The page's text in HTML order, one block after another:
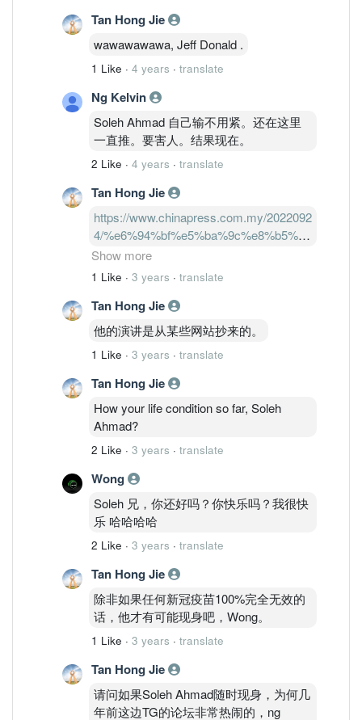
Tan Hong Jie
wawawawawa, Jeff Donald .
1 Like · 4 years · translate
Ng Kelvin
Soleh Ahmad 自己输不用紧。还在这里
一直推。要害人。结果现在。
2 Like · 4 years · translate
Tan Hong Jie
https://www.chinapress.com.my/2022092
4/%e6%94%bf%e5%ba%9c%e8%b5%8e
%e5%9b%9e%e6%9c%9f%e6%bb%a1%
e5%85%b3%e6%80%80%e5%80%ba%e
5%88%b8-
%e8%b4%a2%e9%95%bf%e6%84%9f%
e8%b0%a2%e8%ae%a4%e8%b4%ad%e
8%80%85%e5%8a%a9%e5%9b%bd%e5
%ae%b6%e5%a4%8d%e8%8b%8f/
Show more
1 Like · 3 years · translate
Tan Hong Jie
他的演讲是从某些网站抄来的。
1 Like · 3 years · translate
Tan Hong Jie
How your life condition so far, Soleh
Ahmad?
2 Like · 3 years · translate
Wong
Soleh 兄，你还好吗？你快乐吗？我很快
乐 哈哈哈哈
2 Like · 3 years · translate
Tan Hong Jie
除非如果任何新冠疫苗100%完全无效的
话，他才有可能现身吧，Wong。
1 Like · 3 years · translate
Tan Hong Jie
请问如果Soleh Ahmad随时现身，为何几
年前这边TG的论坛非常热闹的，ng